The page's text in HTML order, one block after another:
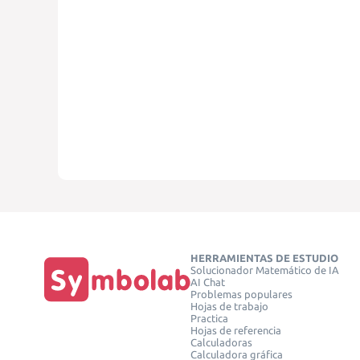
HERRAMIENTAS DE ESTUDIO
Solucionador Matemático de IA
AI Chat
Problemas populares
Hojas de trabajo
Practica
Hojas de referencia
Calculadoras
Calculadora gráfica